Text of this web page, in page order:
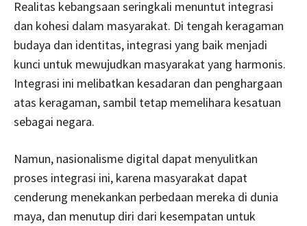
Realitas kebangsaan seringkali menuntut integrasi
dan kohesi dalam masyarakat. Di tengah keragaman
budaya dan identitas, integrasi yang baik menjadi
kunci untuk mewujudkan masyarakat yang harmonis.
Integrasi ini melibatkan kesadaran dan penghargaan
atas keragaman, sambil tetap memelihara kesatuan
sebagai negara.
Namun, nasionalisme digital dapat menyulitkan
proses integrasi ini, karena masyarakat dapat
cenderung menekankan perbedaan mereka di dunia
maya, dan menutup diri dari kesempatan untuk